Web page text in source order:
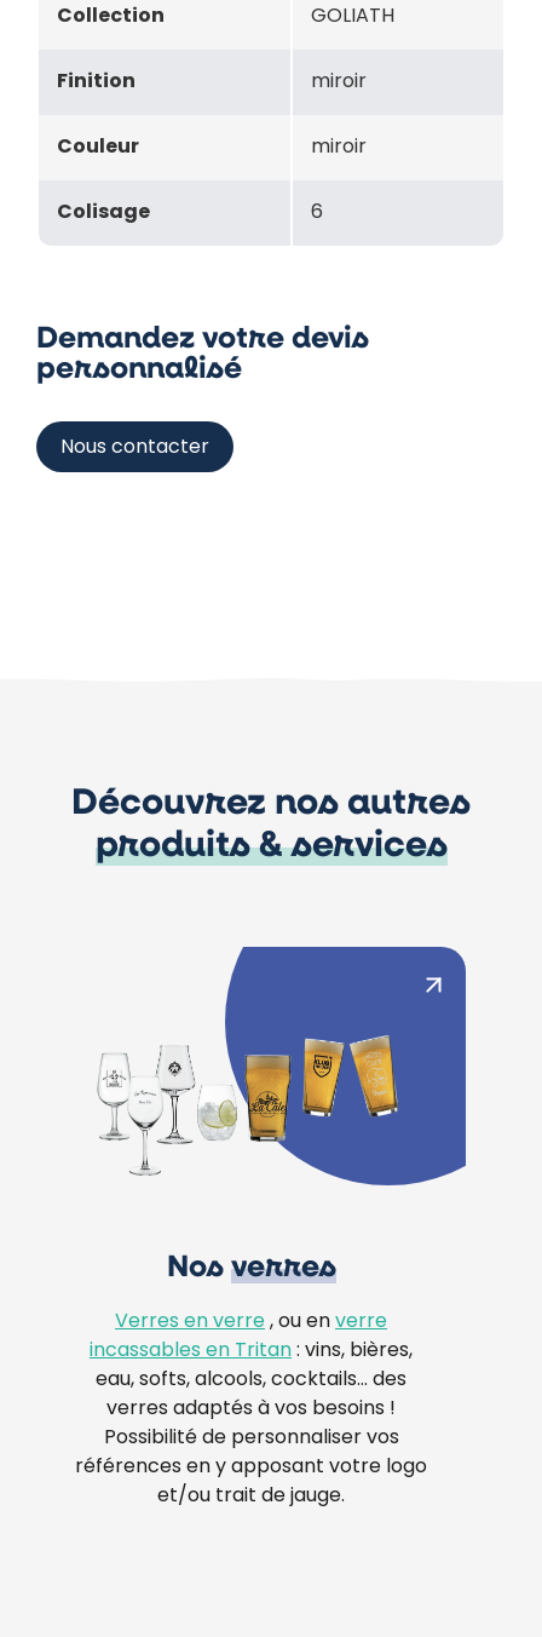
Collection GOLIATH
Finition miroir
Couleur miroir
Colisage 6
Demandez votre devis
personnalisé
Nous contacter
Découvrez nos autres
produits & services
Nos verres
Verres en verre , ou en verre
incassables en Tritan : vins, bières,
eau, softs, alcools, cocktails… des
verres adaptés à vos besoins !
Possibilité de personnaliser vos
références en y apposant votre logo
et/ou trait de jauge.